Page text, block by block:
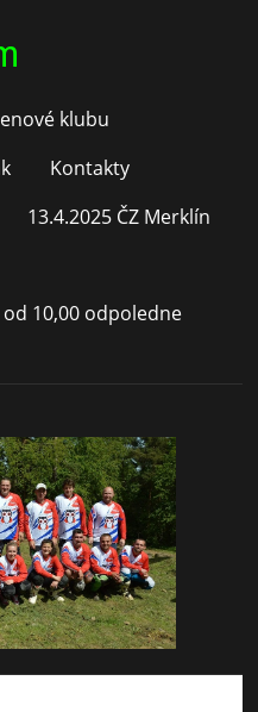
klubu
Kontakty
13.4.2025 ČZ Merklín
10,00 odpoledne